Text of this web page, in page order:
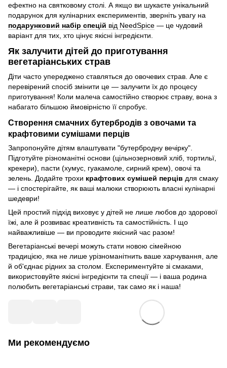
ефектно на святковому столі. А якщо ви шукаєте унікальний
подарунок для кулінарних експериментів, зверніть увагу на
подарунковий набір спецій від NeedSpice — це чудовий
варіант для тих, хто цінує якісні інгредієнти.
Як залучити дітей до приготування
вегетаріанських страв
Діти часто упереджено ставляться до овочевих страв. Але є
перевірений спосіб змінити це — залучити їх до процесу
приготування! Коли малеча самостійно створює страву, вона з
набагато більшою ймовірністю її спробує.
Створення смачних бутербродів з овочами та
крафтовими сумішами перців
Запропонуйте дітям влаштувати "бутербродну вечірку".
Підготуйте різноманітні основи (цільнозерновий хліб, тортильї,
крекери), пасти (хумус, гуакамоле, сирний крем), овочі та
зелень. Додайте трохи крафтових сумішей перців для смаку
— і спостерігайте, як ваші малюки створюють власні кулінарні
шедеври!
Цей простий підхід виховує у дітей не лише любов до здорової
їжі, але й розвиває креативність та самостійність. І що
найважливіше — ви проводите якісний час разом!
Вегетаріанські вечері можуть стати новою сімейною
традицією, яка не лише урізноманітнить ваше харчування, але
й об'єднає рідних за столом. Експериментуйте зі смаками,
використовуйте якісні інгредієнти та спеції — і ваша родина
полюбить вегетаріанські страви, так само як і наша!
Ми рекомендуємо